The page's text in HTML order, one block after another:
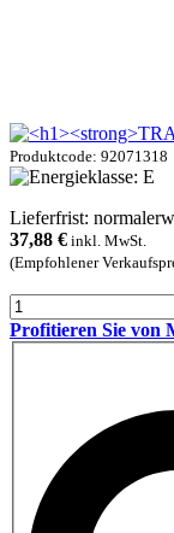
Produktcode: 92071318
Lieferfrist:
37,88 € inkl. MwSt.
(Empfohlener
Profitieren Sie von